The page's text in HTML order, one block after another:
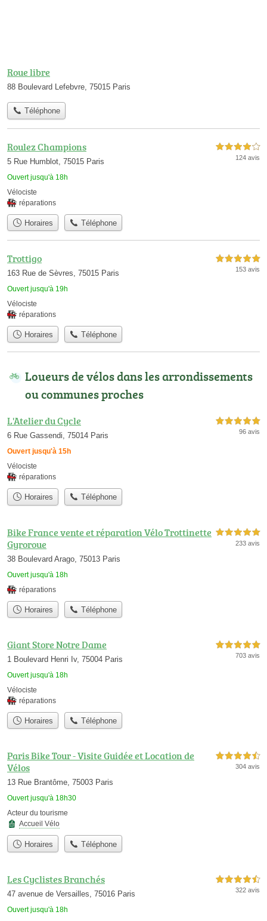
Roue libre
88 Boulevard Lefebvre, 75015 Paris
Téléphone
Roulez Champions
5 Rue Humblot, 75015 Paris
Ouvert jusqu'à 18h
4,0 étoiles sur 5
124 avis
Vélociste
réparations
Horaires Téléphone
Trottigo
163 Rue de Sèvres, 75015 Paris
Ouvert jusqu'à 19h
5,0 étoiles sur 5
153 avis
Vélociste
réparations
Horaires Téléphone
Loueurs de vélos dans les arrondissements
ou communes proches
L'Atelier du Cycle
6 Rue Gassendi, 75014 Paris
Ouvert jusqu'à 15h
5,0 étoiles sur 5
96 avis
Vélociste
réparations
Horaires Téléphone
Bike France vente et réparation Vélo Trottinette
Gyroroue
38 Boulevard Arago, 75013 Paris
Ouvert jusqu'à 18h
5,0 étoiles sur 5
233 avis
réparations
Horaires Téléphone
Giant Store Notre Dame
1 Boulevard Henri Iv, 75004 Paris
Ouvert jusqu'à 18h
5,0 étoiles sur 5
703 avis
Vélociste
réparations
Horaires Téléphone
Paris Bike Tour - Visite Guidée et Location de
Vélos
13 Rue Brantôme, 75003 Paris
Ouvert jusqu'à 18h30
4,5 étoiles sur 5
304 avis
Acteur du tourisme
Accueil Vélo
Horaires Téléphone
Les Cyclistes Branchés
47 avenue de Versailles, 75016 Paris
Ouvert jusqu'à 18h
4,5 étoiles sur 5
322 avis